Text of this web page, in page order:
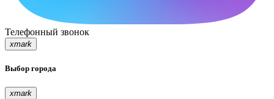
Телефонный звонок
xmark
Выбор города
xmark